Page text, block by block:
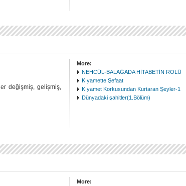
değişmiş, gelişmiş,
More:
NEHCÜL-BALAĞADA HİTABETİN ROLÜ
Kıyamette Şefaat
Kıyamet Korkusundan Kurtaran Şeyler-1
Dünyadaki şahitler(1.Bölüm)
More: